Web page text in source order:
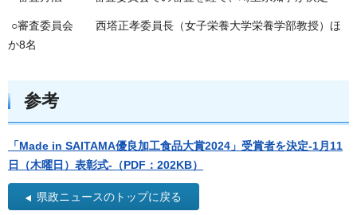
○審査委員会 西塔正孝委員長（女子栄養大学栄養学部教授）ほ
か8名
参考
「Made in SAITAMA優良加工食品大賞2024」受賞者を決定-1月11
日（木曜日）表彰式-（PDF：202KB）
県政ニュースのトップに戻る